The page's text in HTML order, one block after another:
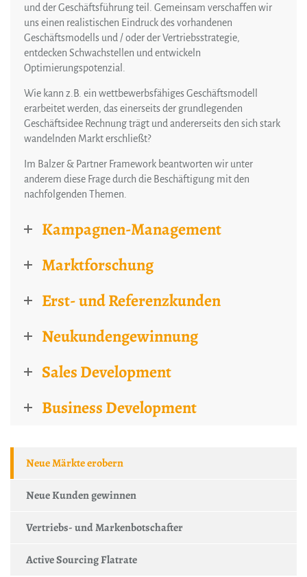
und der Geschäftsführung teil. Gemeinsam verschaffen wir
uns einen realistischen Eindruck des vorhandenen
Geschäftsmodells und / oder der Vertriebsstrategie,
entdecken Schwachstellen und entwickeln
Optimierungspotenzial.
Wie kann z.B. ein wettbewerbsfähiges Geschäftsmodell
erarbeitet werden, das einerseits der grundlegenden
Geschäftsidee Rechnung trägt und andererseits den sich stark
wandelnden Markt erschließt?
Im Balzer & Partner Framework beantworten wir unter
anderem diese Frage durch die Beschäftigung mit den
nachfolgenden Themen.
Kampagnen-Management
Marktforschung
Erst- und Referenzkunden
Neukundengewinnung
Sales Development
Business Development
Neue Märkte erobern
Neue Kunden gewinnen
Vertriebs- und Markenbotschafter
Active Sourcing Flatrate